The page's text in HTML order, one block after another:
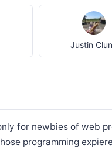
Justin
for newbies of web
programming